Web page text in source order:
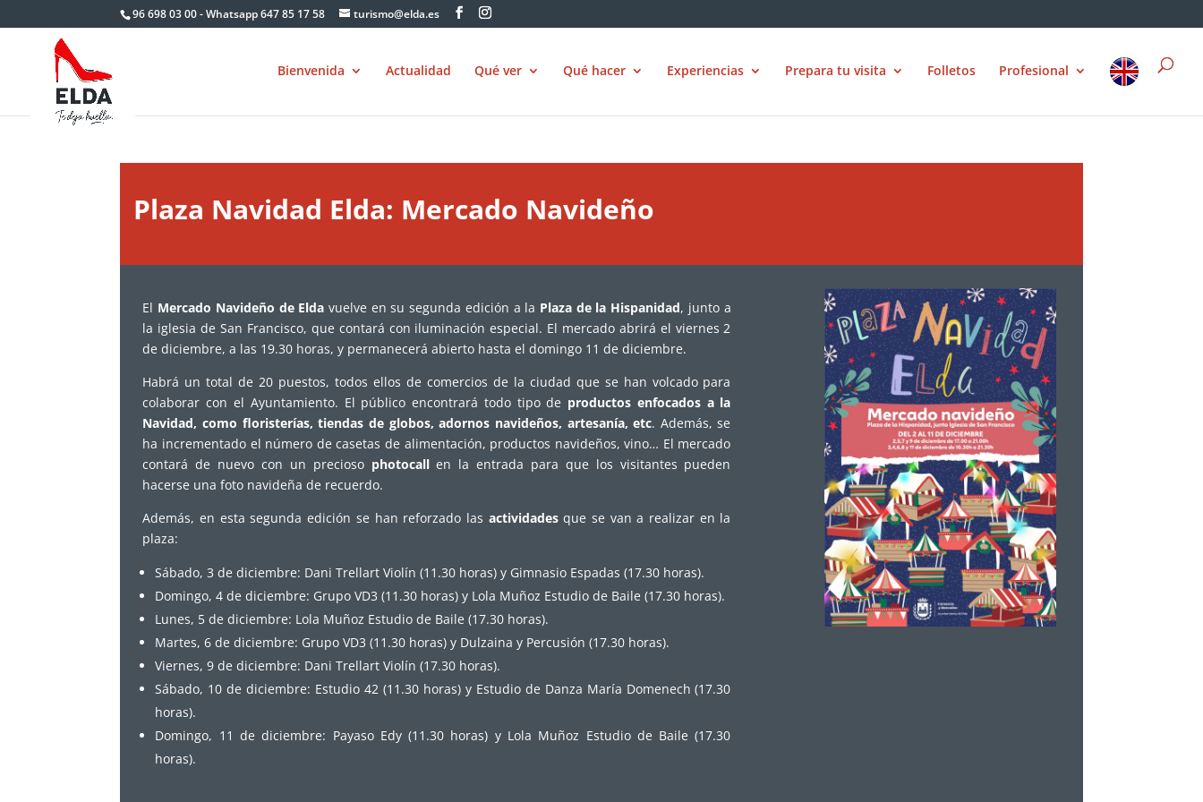
96 698 03 00 - Whatsapp 647 85 17 58 turismo@elda.es
Bienvenida Actualidad Qué ver Qué hacer Experiencias Prepara tu visita Folletos Profesional
Plaza Navidad Elda: Mercado Navideño
El Mercado Navideño de Elda vuelve en su segunda edición a la Plaza de la Hispanidad, junto a
la iglesia de San Francisco, que contará con iluminación especial. El mercado abrirá el viernes 2
de diciembre, a las 19.30 horas, y permanecerá abierto hasta el domingo 11 de diciembre.
Habrá un total de 20 puestos, todos ellos de comercios de la ciudad que se han volcado para
colaborar con el Ayuntamiento. El público encontrará todo tipo de productos enfocados a la
Navidad, como floristerías, tiendas de globos, adornos navideños, artesanía, etc. Además, se
ha incrementado el número de casetas de alimentación, productos navideños, vino… El mercado
contará de nuevo con un precioso photocallen la entrada para que los visitantes pueden
hacerse una foto navideña de recuerdo.
Además, en esta segunda edición se han reforzado las actividadesque se van a realizar en la
plaza:
Sábado, 3 de diciembre: Dani Trellart Violín (11.30 horas) y Gimnasio Espadas (17.30 horas).
Domingo, 4 de diciembre: Grupo VD3 (11.30 horas) y Lola Muñoz Estudio de Baile (17.30 horas).
Lunes, 5 de diciembre: Lola Muñoz Estudio de Baile (17.30 horas).
Martes, 6 de diciembre: Grupo VD3 (11.30 horas) y Dulzaina y Percusión (17.30 horas).
Viernes, 9 de diciembre: Dani Trellart Violín (17.30 horas).
Sábado, 10 de diciembre: Estudio 42 (11.30 horas) y Estudio de Danza María Domenech (17.30
horas).
Domingo, 11 de diciembre: Payaso Edy (11.30 horas) y Lola Muñoz Estudio de Baile (17.30
horas).